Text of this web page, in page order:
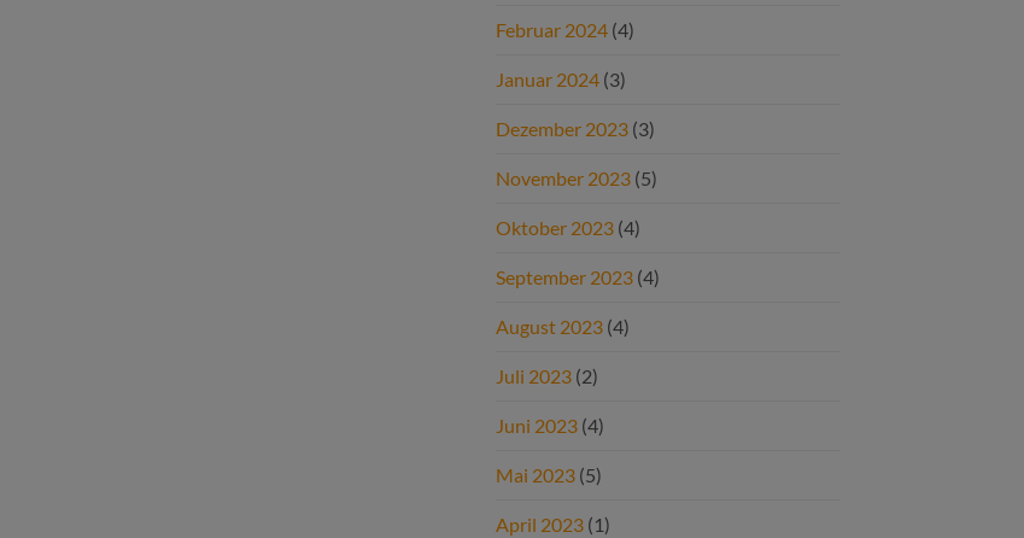
Februar 2024 (4)
Januar 2024 (3)
Dezember 2023 (3)
November 2023 (5)
Oktober 2023 (4)
September 2023 (4)
August 2023 (4)
Juli 2023 (2)
Juni 2023 (4)
Mai 2023 (5)
April 2023 (1)